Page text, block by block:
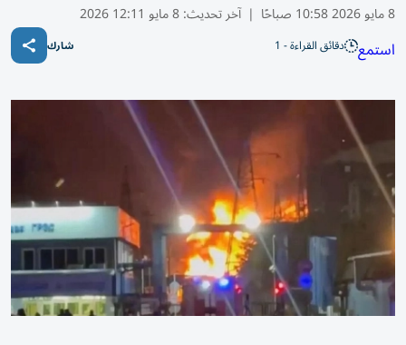
8 مايو 2026 10:58 صباحًا | آخر تحديث:8 مايو 12:11 2026
استمع دقائق القراءة - 1 شارك